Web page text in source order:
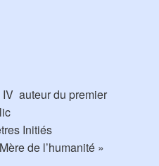
auteur du premier
Initiés
de l’humanité »